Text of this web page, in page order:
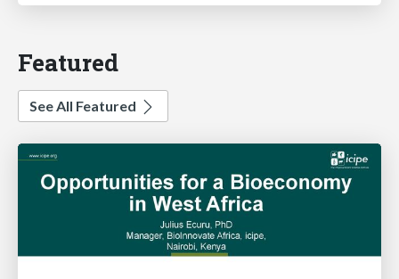
Featured
See All Featured